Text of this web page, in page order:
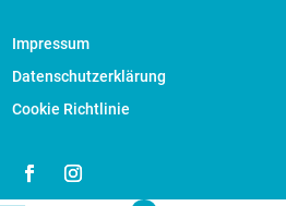
Impressum
Datenschutzerklärung
Cookie Richtlinie